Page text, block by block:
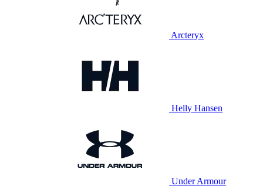
Arcteryx
Helly Hansen
Under Armour